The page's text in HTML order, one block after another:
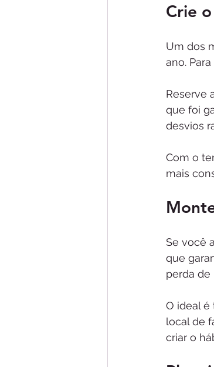
Crie
Um dos
ano.
Reserve
que foi
desvios
Com o
mais
Se você
que
perda de
O ideal é
local de
criar o